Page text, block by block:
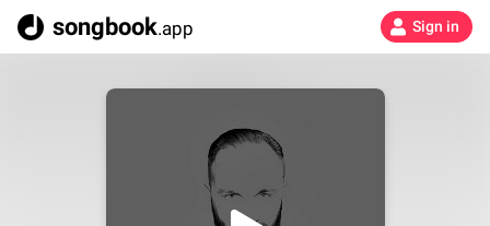
songbook.app Sign in